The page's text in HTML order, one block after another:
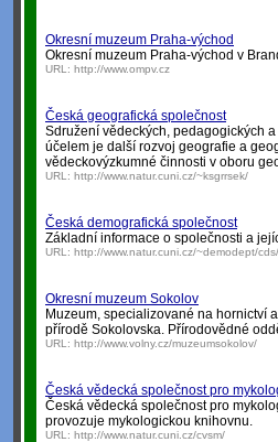
Okresní muzeum Praha-východ
Okresní muzeum Praha-východ v
URL: http://www.ompv.cz
Česká geografická společnost
Sdružení vědeckých, pedagogických
účelem je další rozvoj geografie a
vědeckovýzkumné činnosti v oboru
URL: http://www.natur.cuni.cz/~ksgrrsek/
Česká demografická společnost
Základní informace o společnosti a
URL: http://www.natur.cuni.cz/~demodept/cds/
Okresní muzeum Sokolov
Muzeum, specializované na hornictví
přírodě Sokolovska. Přírodovědné
URL: http://www.volny.cz/muzeumsokolov/
Česká vědecká společnost pro
Česká vědecká společnost pro
provozuje mykologickou knihovnu.
URL: http://www.natur.cuni.cz/cvsm/